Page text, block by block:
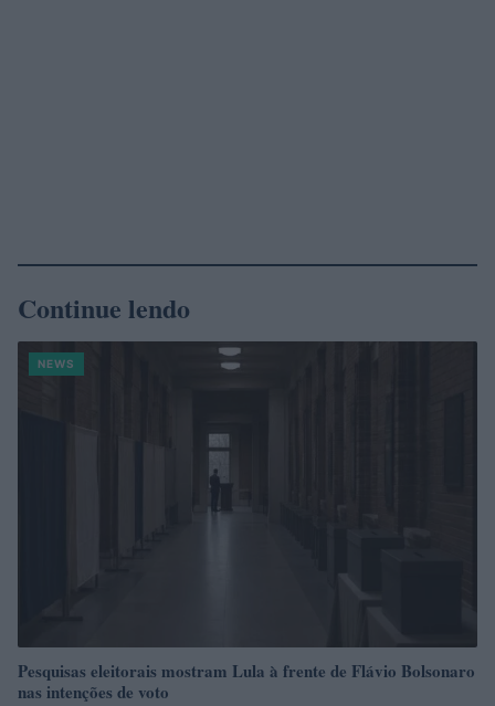
Continue lendo
NEWS
Pesquisas eleitorais mostram Lula à frente de Flávio Bolsonaro
nas intenções de voto